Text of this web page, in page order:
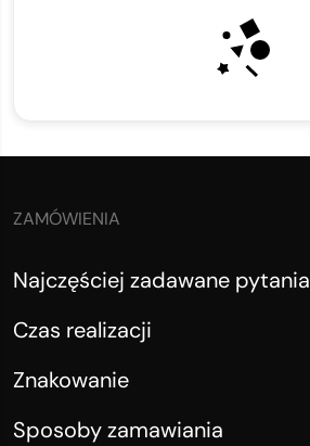
ZAMÓWIENIA
Najczęściej zadawane pytania
Czas realizacji
Znakowanie
Sposoby zamawiania